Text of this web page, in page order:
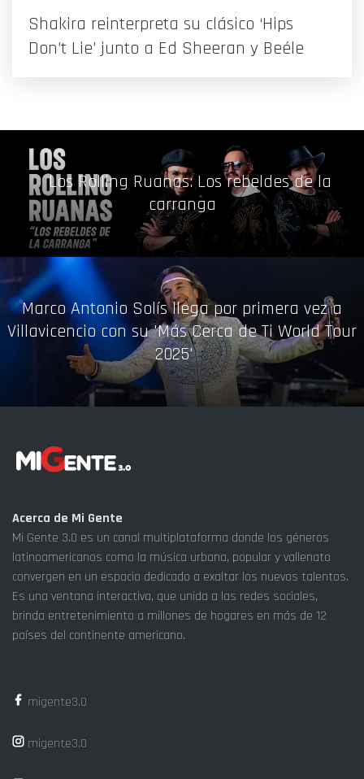
Shakira reinterpreta su clásico ‘Hips
Don’t Lie’ junto a Ed Sheeran y Beéle
Los Rolling Ruanas: Los rebeldes de la
carranga
Marco Antonio Solís llega por primera vez a
Villavicencio con su 'Más Cerca de Ti World Tour
2025'
Acerca de Mi Gente
Mi Gente 3.0 es un canal multiplataforma donde los géneros
latinoamericanos como la música urbana, popular y vallenato
convergen en un espacio dedicado a exaltar los nuevos talentos.
Es una ventana interactiva, que unida a las redes sociales,
brinda entretenimiento a millones de hogares en más de 12
países del continente americano.
migente3.0
migente3.0